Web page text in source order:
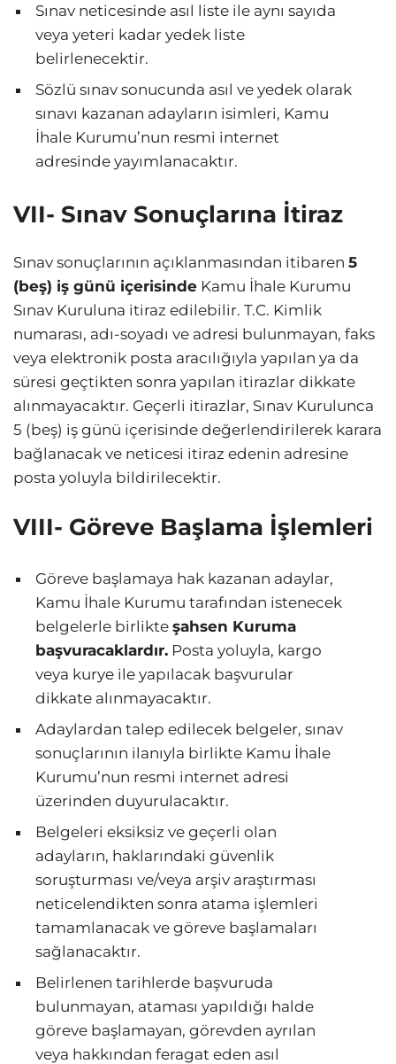
Sınav neticesinde asıl liste ile aynı sayıda
veya yeteri kadar yedek liste
belirlenecektir.
Sözlü sınav sonucunda asıl ve yedek olarak
sınavı kazanan adayların isimleri, Kamu
İhale Kurumu’nun resmi internet
adresinde yayımlanacaktır.
VII- Sınav Sonuçlarına İtiraz
Sınav sonuçlarının açıklanmasından itibaren 5
(beş) iş günü içerisinde Kamu İhale Kurumu
Sınav Kuruluna itiraz edilebilir. T.C. Kimlik
numarası, adı-soyadı ve adresi bulunmayan, faks
veya elektronik posta aracılığıyla yapılan ya da
süresi geçtikten sonra yapılan itirazlar dikkate
alınmayacaktır. Geçerli itirazlar, Sınav Kurulunca
5 (beş) iş günü içerisinde değerlendirilerek karara
bağlanacak ve neticesi itiraz edenin adresine
posta yoluyla bildirilecektir.
VIII- Göreve Başlama İşlemleri
Göreve başlamaya hak kazanan adaylar,
Kamu İhale Kurumu tarafından istenecek
belgelerle birlikte şahsen Kuruma
başvuracaklardır. Posta yoluyla, kargo
veya kurye ile yapılacak başvurular
dikkate alınmayacaktır.
Adaylardan talep edilecek belgeler, sınav
sonuçlarının ilanıyla birlikte Kamu İhale
Kurumu’nun resmi internet adresi
üzerinden duyurulacaktır.
Belgeleri eksiksiz ve geçerli olan
adayların, haklarındaki güvenlik
soruşturması ve/veya arşiv araştırması
neticelendikten sonra atama işlemleri
tamamlanacak ve göreve başlamaları
sağlanacaktır.
Belirlenen tarihlerde başvuruda
bulunmayan, ataması yapıldığı halde
göreve başlamayan, görevden ayrılan
veya hakkından feragat eden asıl